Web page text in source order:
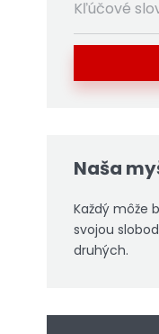
Naša
Každý môže
svojou
druhých.